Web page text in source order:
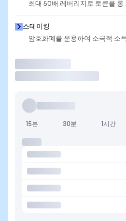
최대 50배 레버리지로 토큰을 롱
스테이킹
암호화폐를 운용하여 소극적 소
15분 30분 1시간